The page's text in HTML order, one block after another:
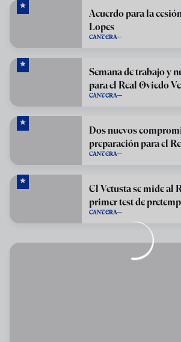
Acuerdo para la
Lopes
CANTERA
Semana de trabajo y
para el Real Oviedo
CANTERA
Dos nuevos
preparación para el
Vetusta
CANTERA
El Vetusta se mide al
primer test de
CANTERA